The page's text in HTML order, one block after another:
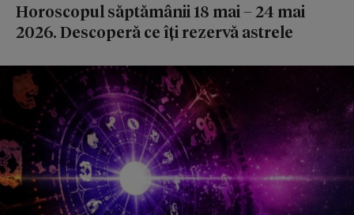
Horoscopul săptămânii 18 mai – 24 mai
2026. Descoperă ce îți rezervă astrele